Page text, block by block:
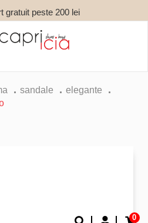
gratuit peste 200 lei
0
sandale
elegante